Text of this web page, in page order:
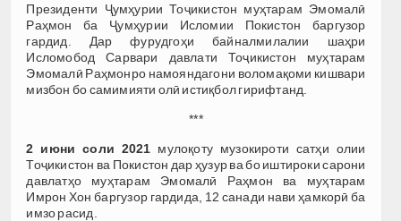
Президенти Ҷумҳурии Тоҷикистон муҳтарам Эмомалӣ
Раҳмон ба Ҷумҳурии Исломии Покистон баргузор
гардид. Дар фурудгоҳи байналмилалии шаҳри
Исломобод Сарвари давлати Тоҷикистон муҳтарам
Эмомалӣ Раҳмонро намояндагони воломақоми кишвари
мизбон бо самимияти олӣ истиқбол гирифтанд.
***
2 июни соли 2021 мулоқоту музокироти сатҳи олии
Тоҷикистон ва Покистон дар ҳузур ва бо иштироки сарони
давлатҳо муҳтарам Эмомалӣ Раҳмон ва муҳтарам
Имрон Хон баргузор гардида, 12 санади нави ҳамкорӣ ба
имзо расид.